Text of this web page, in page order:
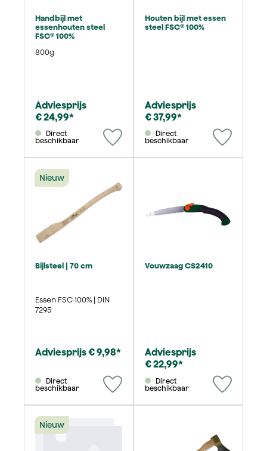
Handbijl met
essenhouten steel
FSC® 100%
800g
Adviesprijs
€ 24,99*
beschikbaar
Houten bijl met essen
steel FSC® 100%
Adviesprijs
€ 37,99*
beschikbaar
Nieuw
Bijlsteel | 70 cm
Essen FSC 100% | DIN
7295
Adviesprijs € 9,98*
beschikbaar
Vouwzaag CS2410
Adviesprijs
€ 22,99*
beschikbaar
Nieuw